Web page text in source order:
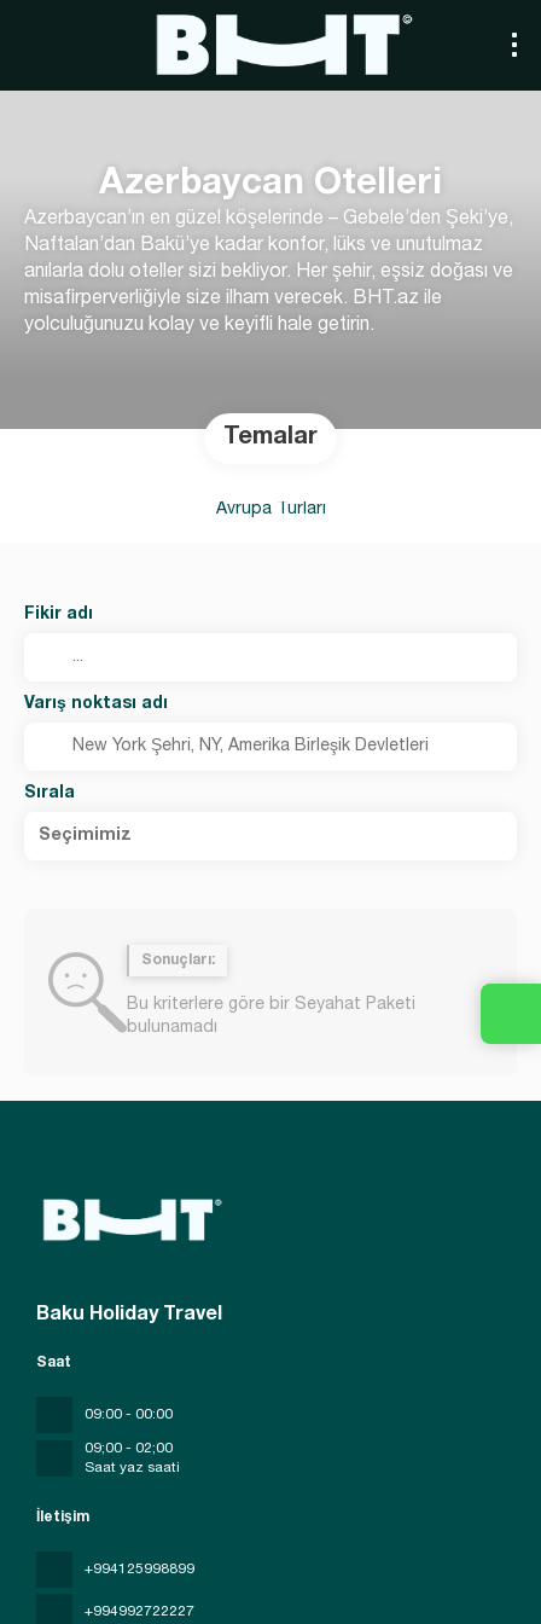
Azerbaycan Otelleri
Azerbaycan’ın en güzel köşelerinde – Gebele’den Şeki’ye,
Naftalan’dan Bakü’ye kadar konfor, lüks ve unutulmaz
anılarla dolu oteller sizi bekliyor. Her şehir, eşsiz doğası ve
misafirperverliğiyle size ilham verecek. BHT.az ile
yolculuğunuzu kolay ve keyifli hale getirin.
Temalar
Avrupa Turları
Fikir adı
Varış noktası adı
Sırala
Seçimimiz
Sonuçları:
Bu kriterlere göre bir Seyahat Paketi
bulunamadı
Baku Holiday Travel
İletişim
+994125998899
+994992722227
Saat
09:00 - 00:00
09;00 - 02;00
Saat yaz saati